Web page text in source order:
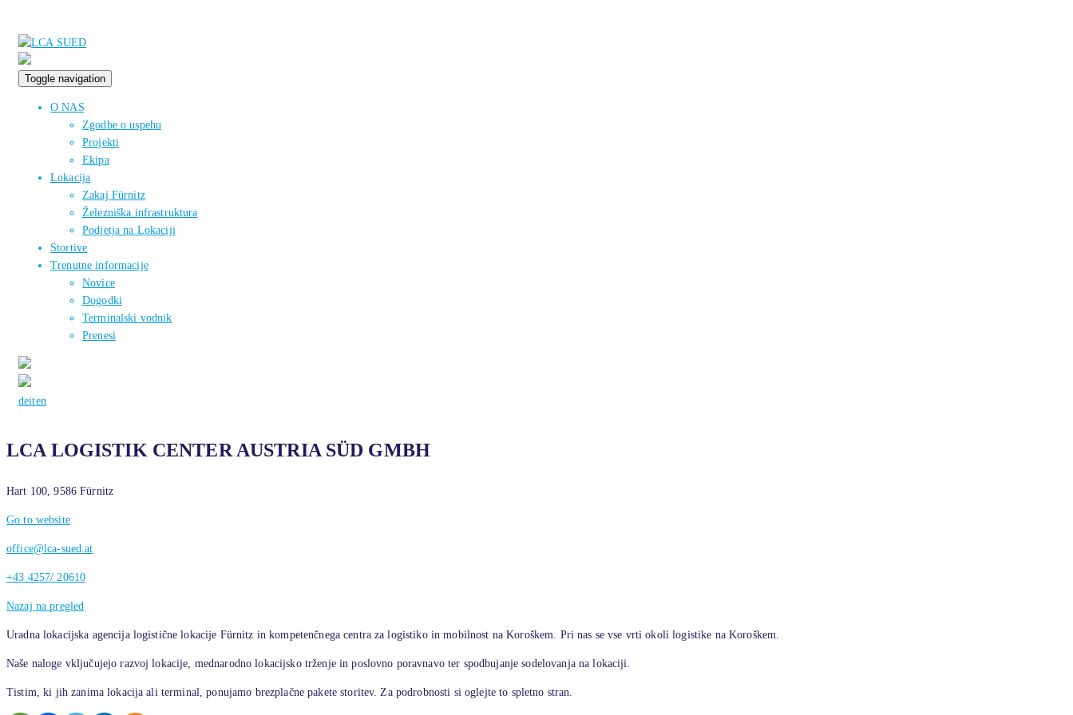
Toggle navigation
O NAS
Zgodbe o uspehu
Projekti
Ekipa
Lokacija
Zakaj Fürnitz
Železniška infrastruktura
Podjetja na Lokaciji
Stortive
Trenutne informacije
Novice
Dogodki
Terminalski vodnik
Prenesi
deiten
LCA LOGISTIK CENTER AUSTRIA SÜD GMBH
Hart 100, 9586 Fürnitz
Go to website
office@lca-sued.at
+43 4257/ 20610
Nazaj na pregled
Uradna lokacijska agencija logistične lokacije Fürnitz in kompetenčnega centra za logistiko in mobilnost na Koroškem. Pri nas se vse vrti okoli logistike na Koroškem.
Naše naloge vključujejo razvoj lokacije, mednarodno lokacijsko trženje in poslovno poravnavo ter spodbujanje sodelovanja na lokaciji.
Tistim, ki jih zanima lokacija ali terminal, ponujamo brezplačne pakete storitev. Za podrobnosti si oglejte to spletno stran.